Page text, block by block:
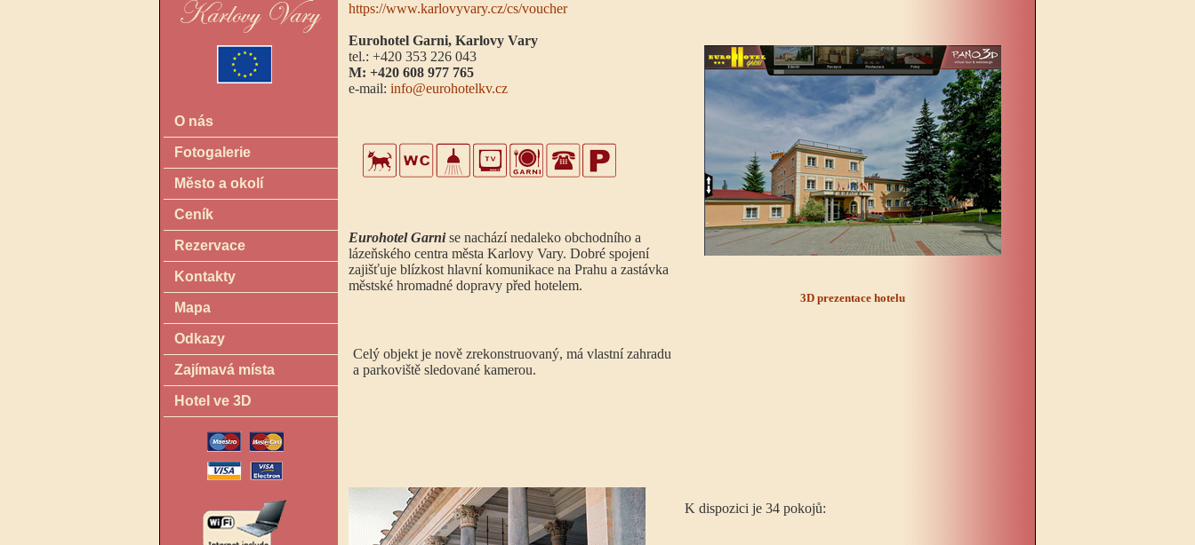
O nás
Fotogalerie
Město a okolí
Ceník
Rezervace
Kontakty
Mapa
Odkazy
Zajímavá místa
Hotel ve 3D
https://www.karlovyvary.cz/cs/voucher
Eurohotel Garni, Karlovy Vary
tel.: +420 353 226 043
M: +420 608 977 765
e-mail: info@eurohotelkv.cz
Eurohotel Garnise nachází nedaleko obchodního a
lázeňského centra města Karlovy Vary. Dobré spojení
zajišťuje blízkost hlavní komunikace na Prahu a zastávka
městské hromadné dopravy před hotelem.
Celý objekt je nově zrekonstruovaný, má vlastní zahradu
a parkoviště sledované kamerou.
3D prezentace hotelu
K dispozici je 34 pokojů: